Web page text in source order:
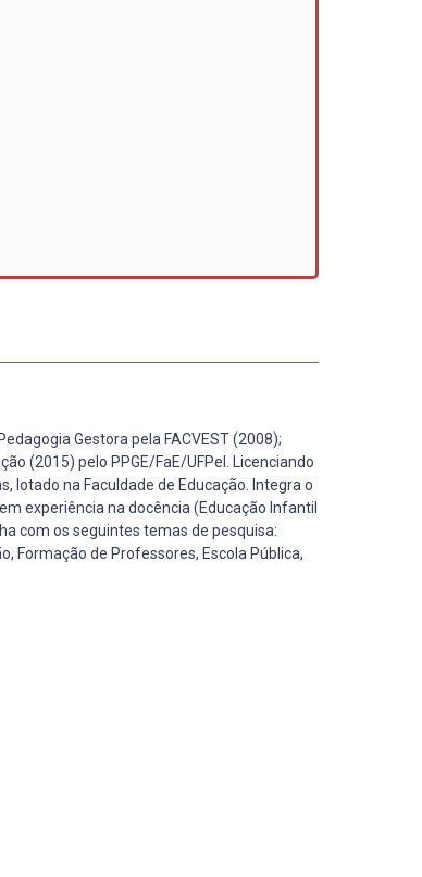
Gestora pela FACVEST (2008);
(2015) pelo PPGE/FaE/UFPel. Licenciando
lotado na Faculdade de Educação. Integra o
experiência na docência (Educação Infantil
com os seguintes temas de pesquisa:
Formação de Professores, Escola Pública,